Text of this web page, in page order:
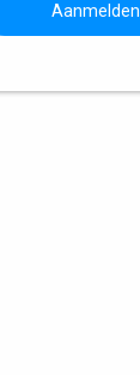
Aanmelden